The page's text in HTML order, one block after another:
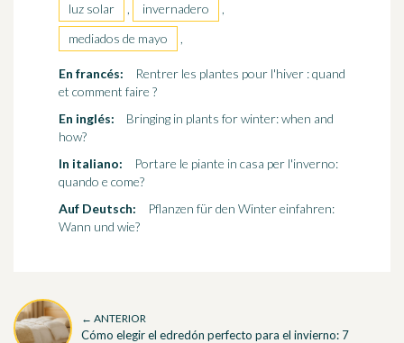
luz solar
, invernadero
,
mediados de mayo
,
En francés:
Rentrer les plantes pour l'hiver : quand
et comment faire ?
En inglés:
Bringing in plants for winter: when and
how?
In italiano:
Portare le piante in casa per l'inverno:
quando e come?
Auf Deutsch:
Pflanzen für den Winter einfahren:
Wann und wie?
← ANTERIOR
Cómo elegir el edredón perfecto para el invierno: 7